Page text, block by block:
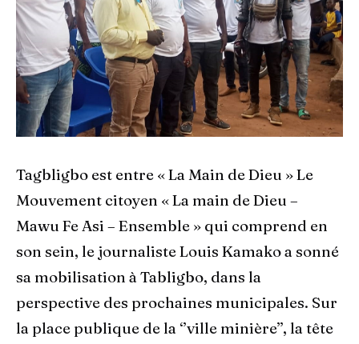
Tagbligbo est entre « La Main de Dieu » Le
Mouvement citoyen « La main de Dieu –
Mawu Fe Asi – Ensemble » qui comprend en
son sein, le journaliste Louis Kamako a sonné
sa mobilisation à Tabligbo, dans la
perspective des prochaines municipales. Sur
la place publique de la ‘’ville minière’’, la tête